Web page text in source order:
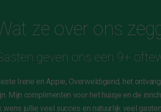
ze over ons
geven ons een 9+
Irene en Appie, Overweldigend, het
Mijn complimenten voor het huisje en de
wens jullie veel succes en natuurlijk veel